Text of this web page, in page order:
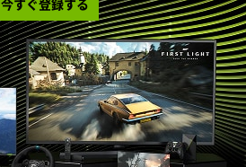
今すぐ登録する